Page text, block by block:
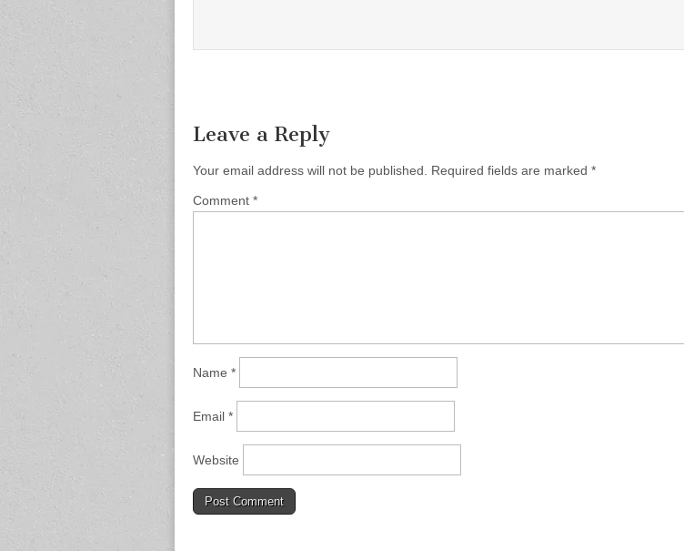
Leave a Reply
Your email address will not be published. Required fields are marked *
Comment *
Name *
Email *
Website